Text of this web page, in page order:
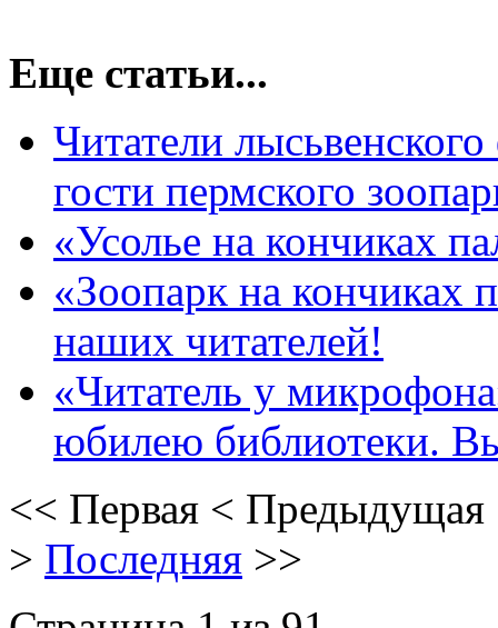
Еще статьи...
Читатели
гости пермского
«Усолье на кончиках
«Зоопарк на кончиках
наших читателей!
«Читатель у
юбилею библиотеки.
<< Первая < Предыдущая
> Последняя >>